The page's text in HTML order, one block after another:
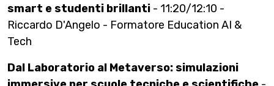
smart e studenti brillanti - 11:20/12:10 -
Riccardo D'Angelo - Formatore Education AI &
Tech
Dal Laboratorio al Metaverso: simulazioni